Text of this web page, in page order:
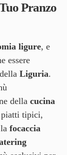
Pranzo
ligure, e
essere
Liguria.
della cucina
tipici,
focaccia